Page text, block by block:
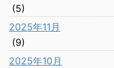
(5)
2025年11月
(9)
2025年10月